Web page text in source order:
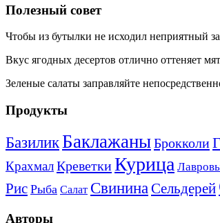
Полезный совет
Чтобы из бутылки не исходил неприятный
Вкус ягодных десертов отлично оттеняет
Зеленые салаты заправляйте
Продукты
БазиликБаклажаныБрокколи
КрахмалКреветкиКурица
Рис Рыба Салат Свинина Сельдерей
Авторы